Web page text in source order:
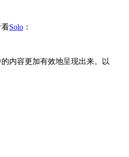
看Solo ：
内容更加有效地呈现出来。以